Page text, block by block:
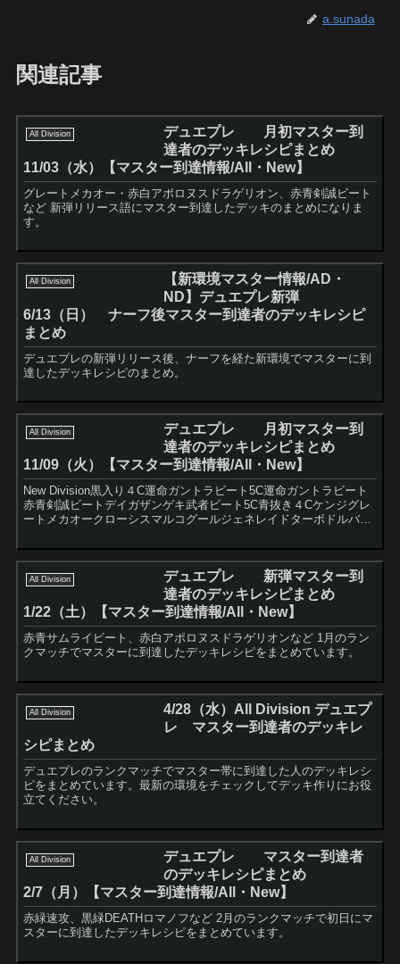
a.sunada
関連記事
All Division
デュエプレ 月初マスター到
達者のデッキレシピまとめ
11/03（水）【マスター到達情報/All・New】
グレートメカオー・赤白アポロヌスドラゲリオン、赤青剣誠ビート
など 新弾リリース語にマスター到達したデッキのまとめになりま
す。
All Division
【新環境マスター情報/AD・
ND】デュエプレ新弾
6/13（日） ナーフ後マスター到達者のデッキレシピ
まとめ
デュエプレの新弾リリース後、ナーフを経た新環境でマスターに到
達したデッキレシピのまとめ。
All Division
デュエプレ 月初マスター到
達者のデッキレシピまとめ
11/09（火）【マスター到達情報/All・New】
New Division黒入り４C運命ガントラビート5C運命ガントラビート
赤青剣誠ビートデイガザンゲキ武者ビート5C青抜き４Cケンジグレ
ートメカオークローシスマルコグールジェネレイドターボドルバロ
All Division
デュエプレ 新弾マスター到
達者のデッキレシピまとめ
1/22（土）【マスター到達情報/All・New】
赤青サムライビート、赤白アポロヌスドラゲリオンなど 1月のラン
クマッチでマスターに到達したデッキレシピをまとめています。
All Division
4/28（水）All Division デュエプ
レ マスター到達者のデッキレ
シピまとめ
デュエプレのランクマッチでマスター帯に到達した人のデッキレシ
ピをまとめています。最新の環境をチェックしてデッキ作りにお役
立てください。
All Division
デュエプレ マスター到達者
のデッキレシピまとめ
2/7（月）【マスター到達情報/All・New】
赤緑速攻、黒緑DEATHロマノフなど 2月のランクマッチで初日にマ
スターに到達したデッキレシピをまとめています。